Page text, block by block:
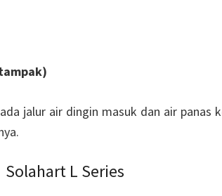
jalur air dingin masuk dan air panas
Solahart L Series